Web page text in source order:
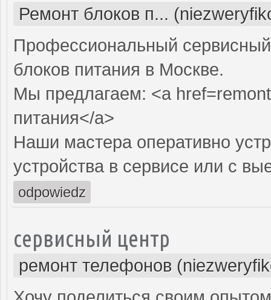
Ремонт блоков п...
Профессиональный
блоков питания в Москве.
Мы предлагаем: <a
питания</a>
Наши мастера оперативно
устройства в сервисе или с
odpowiedz
сервисный центр
ремонт телефонов